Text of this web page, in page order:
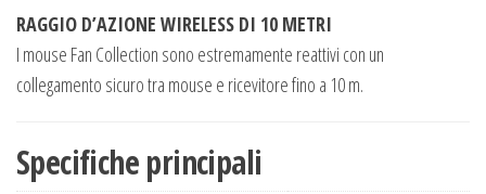
RAGGIO D’AZIONE WIRELESS DI 10 METRI
I mouse Fan Collection sono estremamente reattivi con un
collegamento sicuro tra mouse e ricevitore fino a 10 m.
Specifiche principali